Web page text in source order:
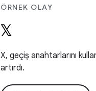
ÖRNEK OLAY
X, geçiş anahtarlarını
artırdı.